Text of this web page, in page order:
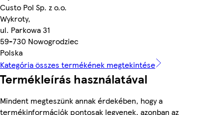
Custo Pol Sp. z o.o.
Wykroty,
ul. Parkowa 31
59-730 Nowogrodziec
Polska
Kategória összes termékének megtekintése
Termékleírás használatával
Mindent megteszünk annak érdekében, hogy a
termékinformációk pontosak legyenek, azonban az